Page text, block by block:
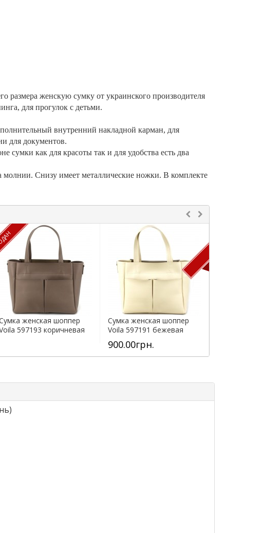
женскую сумку от украинского производителя
для прогулок с детьми.
внутренний накладной карман, для
для документов.
как для красоты так и для удобства есть два
Снизу имеет металлические ножки. В комплекте
женская шоппер
597193 коричневая
Сумка женская шоппер
Voila 597191 бежевая
900.00грн.
ПРОДАН